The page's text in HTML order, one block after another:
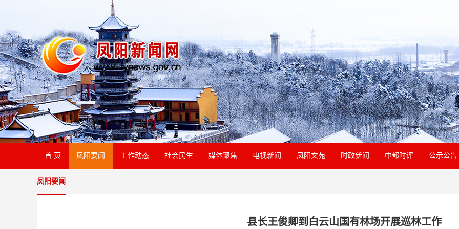
首 页 凤阳要闻 工作动态 社会民生 媒体聚焦 电视新闻 凤阳文苑 时政新闻 中都时评 公示公告
凤阳要闻
县长王俊卿到白云山国有林场开展巡林工作